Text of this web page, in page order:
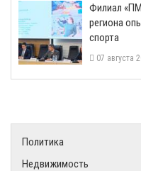
​Филиал
региона
спорта
07 августа
Политика
Недвижимость